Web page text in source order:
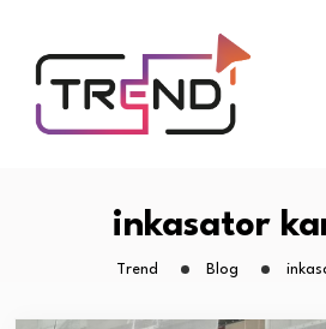
inkasator
Trend Blog